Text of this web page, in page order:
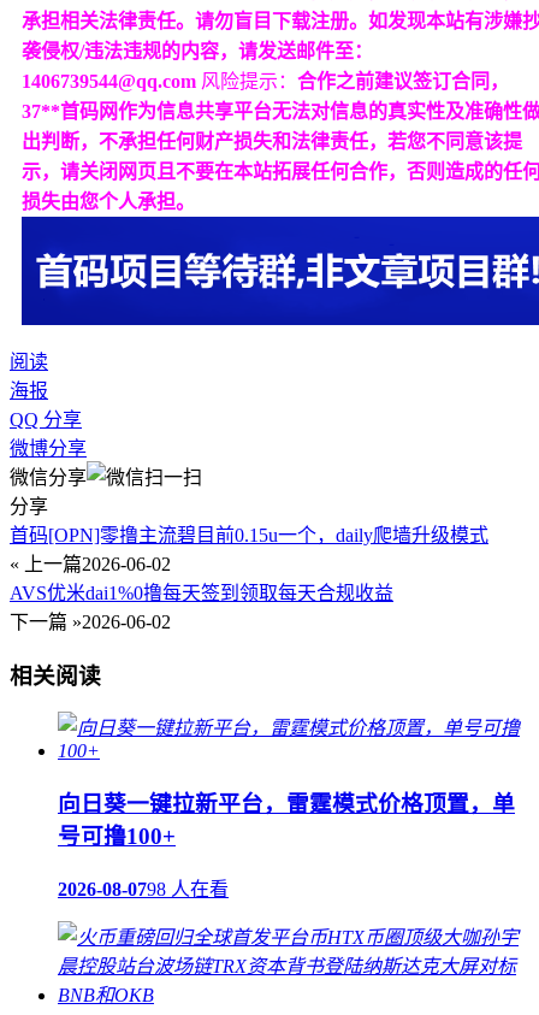
承担相关法律责任。请勿盲目下载注册。如发现本站有涉嫌
袭侵权/违法违规的内容，请发送邮件至：
1406739544@qq.com 风险提示： 合作之前建议签订合同，
37**首码网作为信息共享平台无法对信息的真实性及准确性
出判断，不承担任何财产损失和法律责任，若您不同意该提
示，请关闭网页且不要在本站拓展任何合作，否则造成的任
损失由您个人承担。
阅读
海报
QQ 分享
微博分享
微信分享
分享
首码[OPN]零撸主流碧目前0.15u一个，daily爬墙升级模式
« 上一篇2026-06-02
AVS优米dai1%0撸每天签到领取每天合规收益
下一篇 »2026-06-02
相关阅读
向日葵一键拉新平台，雷霆模式价格顶置，单
号可撸100+
2026-08-0798 人在看